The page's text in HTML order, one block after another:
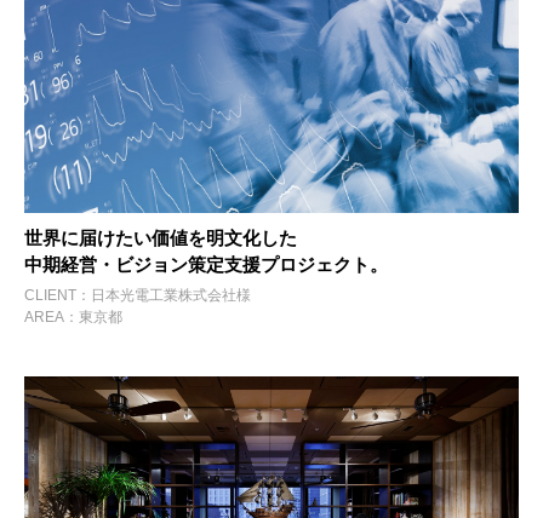
世界に届けたい価値を明文化した
中期経営・ビジョン策定支援プロジェクト。
CLIENT：日本光電工業株式会社様
AREA：東京都